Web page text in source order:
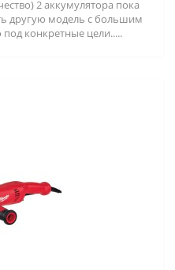
2 аккумулятора пока
другую модель с большим
конкретные цели.....